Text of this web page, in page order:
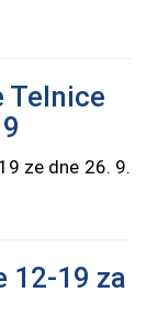
Telnice
ze dne 26. 9.
12-19 za